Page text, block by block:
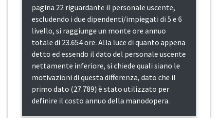
pagina 22 riguardante il personale uscente,
escludendo i due dipendenti/impiegati di 5 e 6
livello, si raggiunge un monte ore annuo
totale di 23.654 ore. Alla luce di quanto appena
detto ed essendo il dato del personale uscente
nettamente inferiore, si chiede quali siano le
motivazioni di questa differenza, dato che il
primo dato (27.789) è stato utilizzato per
definire il costo annuo della manodopera.